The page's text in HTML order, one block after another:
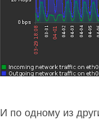
И по одному из